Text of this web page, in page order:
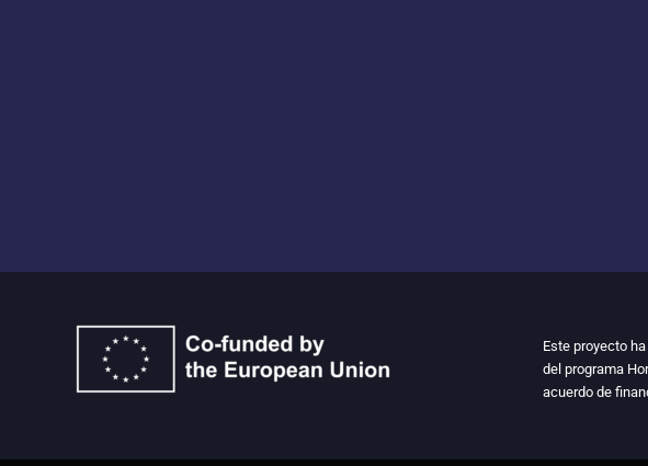
Este proyecto
del programa
acuerdo de